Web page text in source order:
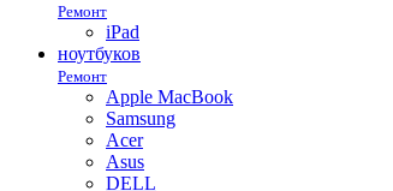
Ремонт
iPad
ноутбуков
Ремонт
Apple MacBook
Samsung
Acer
Asus
DELL